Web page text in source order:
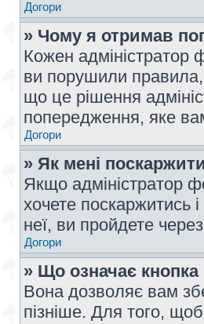
Догори
» Чому я отримав
Кожен адміністратор
ви порушили
що це рішення
попередження, яке
Догори
» Як мені
Якщо адміністратор
хочете поскаржитись
неї, ви пройдете
Догори
» Що означає
Вона дозволяє вам
пізніше. Для того,